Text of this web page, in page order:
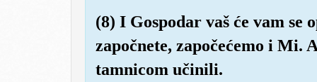
(8) I Gospodar vaš će vam se
započnete, započećemo i Mi.
tamnicom učinili.